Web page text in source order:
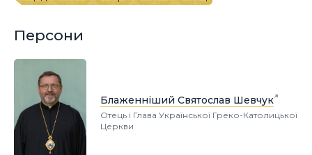
Персони
Блаженніший Святослав Шевчук
Отець і Глава Української Греко-Католицької
Церкви